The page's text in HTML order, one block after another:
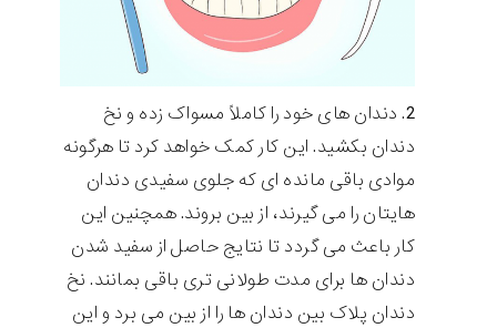
دندان های خود را کاملاً مسواک زده و نخ
دندان بکشید. این کار کمک خواهد کرد تا هرگونه
موادی باقی مانده ای که جلوی سفیدی دندان
هایتان را می گیرند، از بین بروند. همچنین این
کار باعث می گردد تا نتایج حاصل از سفید شدن
دندان ها برای مدت طولانی تری باقی بمانند. نخ
دندان پلاک بین دندان ها را از بین می برد و این